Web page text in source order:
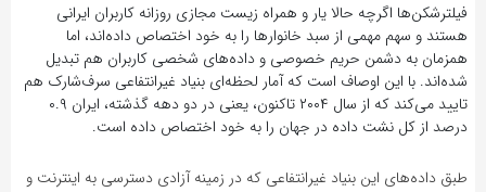
فیلترشکن‌ها اگرچه حالا یار و همراه زیست مجازی روزانه کاربران ایرانی
هستند و سهم مهمی از سبد خانوارها را به خود اختصاص داده‌اند، اما
همزمان به دشمن حریم خصوصی و داده‌های شخصی کاربران هم تبدیل
شده‌اند. با این اوصاف است که آمار لحظه‌ای بنیاد غیرانتفاعی سرف‌شارک هم
تایید می‌کند که از سال ۲۰۰۴ تاکنون، یعنی در دو دهه گذشته، ایران ۰.۹
درصد از کل نشت داده در جهان را به خود اختصاص داده است.
طبق داده‌های این بنیاد غیرانتفاعی که در زمینه آزادی دسترسی به اینترنت و